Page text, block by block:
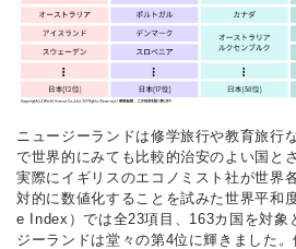
ニュージーランドは修学旅行や教育旅行
で世界的にみても比較的治安のよい国と
実際にイギリスのエコノミスト社が世界
対的に数値化することを試みた世界平和
e Index）では全23項目、163カ国を対象
ジーランドは堂々の第4位に輝きました